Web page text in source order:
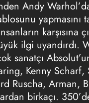
Andy
yapmasını
karşısına
ilgi uyandırdı.
sanatçı
Kenny Scharf,
Ruscha, Arman,
birkaçı.